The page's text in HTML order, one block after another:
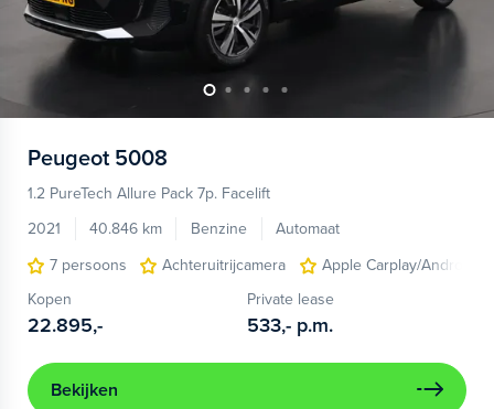
Peugeot 5008
1.2 PureTech Allure Pack 7p. Facelift
2021
40.846 km Benzine
Automaat
7 persoons
Achteruitrijcamera
Apple Carplay/Android
Kopen
22.895,-
Private lease
533,- p.m.
Bekijken